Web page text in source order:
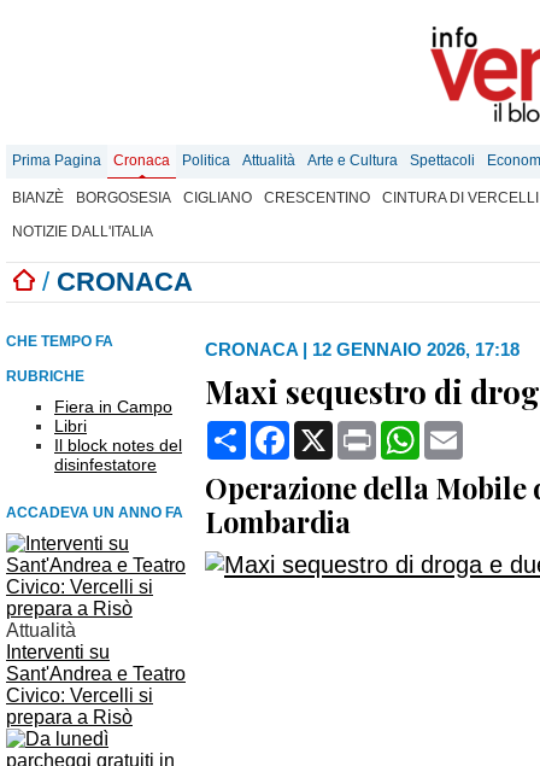
Prima Pagina Cronaca Politica Attualità Arte e Cultura Spettacoli
BIANZÈ BORGOSESIA CIGLIANO CRESCENTINO
CINTURA DI VERCELLI
NOTIZIE DALL'ITALIA
/ CRONACA
CHE TEMPO FA
RUBRICHE
Fiera in Campo
Libri
Il block notes del
disinfestatore
ACCADEVA UN ANNO FA
Attualità
Interventi su
Sant'Andrea e Teatro
Civico: Vercelli si
prepara a Risò
CRONACA | 12 GENNAIO 2026, 17:18
Maxi sequestro di
CondividiFacebook
X Print WhatsApp
Operazione della Mobile
Lombardia